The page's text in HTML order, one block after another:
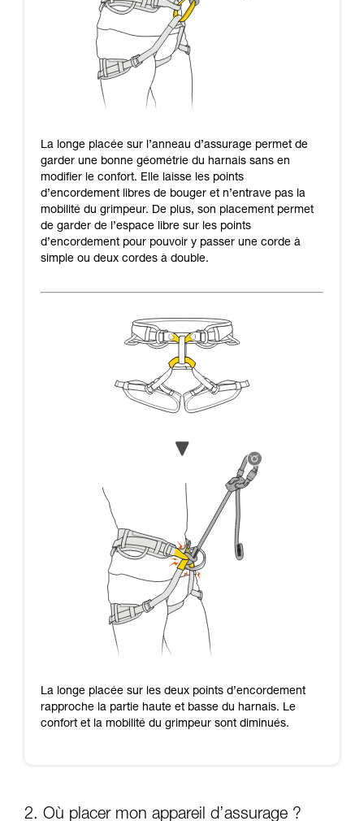
La longe placée sur l’anneau d’assurage permet de
garder une bonne géométrie du harnais sans en
modifier le confort. Elle laisse les points
d’encordement libres de bouger et n’entrave pas la
mobilité du grimpeur. De plus, son placement permet
de garder de l’espace libre sur les points
d’encordement pour pouvoir y passer une corde à
simple ou deux cordes à double.
La longe placée sur les deux points d’encordement
rapproche la partie haute et basse du harnais. Le
confort et la mobilité du grimpeur sont diminués.
2. Où placer mon appareil d’assurage ?